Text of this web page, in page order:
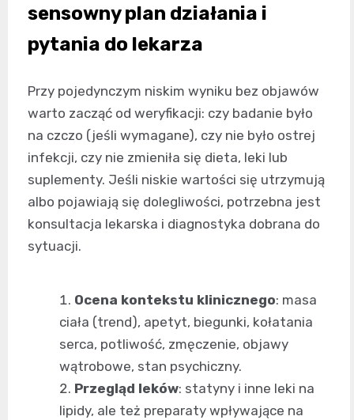
sensowny plan działania i
pytania do lekarza
Przy pojedynczym niskim wyniku bez objawów
warto zacząć od weryfikacji: czy badanie było
na czczo (jeśli wymagane), czy nie było ostrej
infekcji, czy nie zmieniła się dieta, leki lub
suplementy. Jeśli niskie wartości się utrzymują
albo pojawiają się dolegliwości, potrzebna jest
konsultacja lekarska i diagnostyka dobrana do
sytuacji.
Ocena kontekstu klinicznego: masa
ciała (trend), apetyt, biegunki, kołatania
serca, potliwość, zmęczenie, objawy
wątrobowe, stan psychiczny.
Przegląd leków: statyny i inne leki na
lipidy, ale też preparaty wpływające na